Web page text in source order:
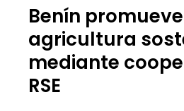
Benín
agricultura
mediante
RSE